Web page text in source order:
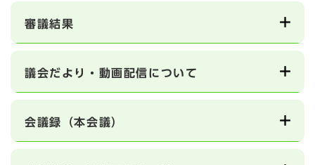
審議結果
議会だより・動画配信について
会議録（本会議）